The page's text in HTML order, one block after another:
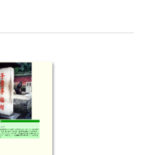
宣王」も「宣聖」も
諡（おくりな）した
歴代改称されてい
が置いてあった。